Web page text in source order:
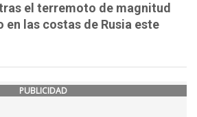
el terremoto de magnitud
en las costas de Rusia este
PUBLICIDAD